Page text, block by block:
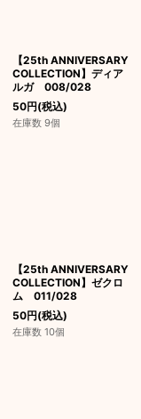
【25th ANNIVERSARY
COLLECTION】ディア
ルガ 008/028
50円(税込)
在庫数 9個
【25th ANNIVERSARY
COLLECTION】ゼクロ
ム 011/028
50円(税込)
在庫数 10個